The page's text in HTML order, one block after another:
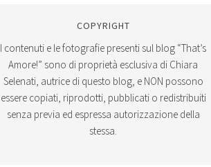
COPYRIGHT
I contenuti e le fotografie presenti sul blog “That’s
Amore!” sono di proprietà esclusiva di Chiara
Selenati, autrice di questo blog, e NON possono
essere copiati, riprodotti, pubblicati o redistribuiti
senza previa ed espressa autorizzazione della
stessa.